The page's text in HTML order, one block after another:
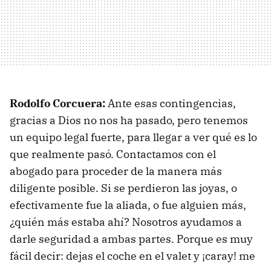
Rodolfo Corcuera:Ante esas contingencias,
gracias a Dios no nos ha pasado, pero tenemos
un equipo legal fuerte, para llegar a ver qué es lo
que realmente pasó. Contactamos con el
abogado para proceder de la manera más
diligente posible. Si se perdieron las joyas, o
efectivamente fue la aliada, o fue alguien más,
¿quién más estaba ahí? Nosotros ayudamos a
darle seguridad a ambas partes. Porque es muy
fácil decir: dejas el coche en el valet y ¡caray! me